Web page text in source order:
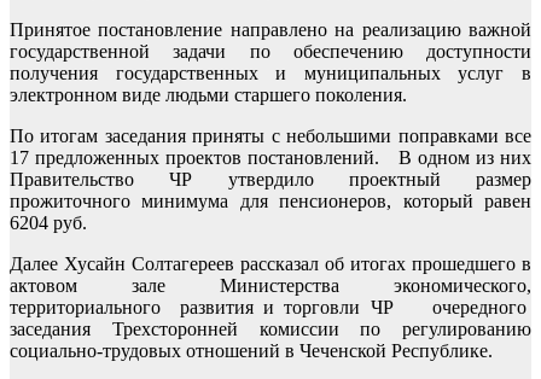
Принятое постановление направлено на реализацию важной
государственной задачи по обеспечению доступности
получения государственных и муниципальных услуг в
электронном виде людьми старшего поколения.
По итогам заседания приняты с небольшими поправками все
17 предложенных проектов постановлений. В одном из них
Правительство ЧР утвердило проектный размер
прожиточного минимума для пенсионеров, который равен
6204 руб.
Далее Хусайн Солтагереев рассказал об итогах прошедшего в
актовом зале Министерства экономического,
территориального развития и торговли ЧР очередного
заседания Трехсторонней комиссии по регулированию
социально-трудовых отношений в Чеченской Республике.